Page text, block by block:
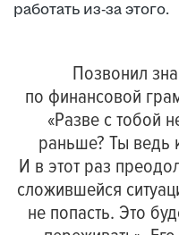
работать из-за этого.
Позвонил
по финансовой
«Разве с тобой
раньше? Ты ведь
И в этот раз
сложившейся
не попасть. Это